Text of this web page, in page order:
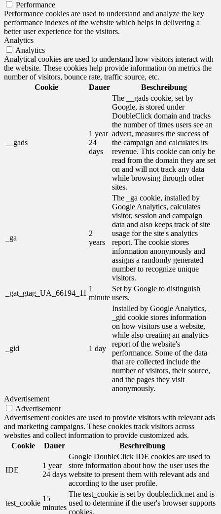
Performance
Performance cookies are used to understand and analyze the key
performance indexes of the website which helps in delivering a
better user experience for the visitors.
Analytics
Analytics
Analytical cookies are used to understand how visitors interact with
the website. These cookies help provide information on metrics the
number of visitors, bounce rate, traffic source, etc.
Cookie
Dauer Beschreibung
__gads
1 year
24
days
The __gads cookie, set by
Google, is stored under
DoubleClick domain and tracks
the number of times users see an
advert, measures the success of
the campaign and calculates its
revenue. This cookie can only be
read from the domain they are set
on and will not track any data
while browsing through other
sites.
_ga
2
years
The _ga cookie, installed by
Google Analytics, calculates
visitor, session and campaign
data and also keeps track of site
usage for the site's analytics
report. The cookie stores
information anonymously and
assigns a randomly generated
number to recognize unique
visitors.
_gat_gtag_UA_66194_11
1
minute
Set by Google to distinguish
users.
_gid 1 day
Installed by Google Analytics,
_gid cookie stores information
on how visitors use a website,
while also creating an analytics
report of the website's
performance. Some of the data
that are collected include the
number of visitors, their source,
and the pages they visit
anonymously.
Advertisement
Advertisement
Advertisement cookies are used to provide visitors with relevant ads
and marketing campaigns. These cookies track visitors across
websites and collect information to provide customized ads.
Cookie
Dauer Beschreibung
IDE
1 year
24 days
Google DoubleClick IDE cookies are used to
store information about how the user uses the
website to present them with relevant ads and
according to the user profile.
test_cookie
15
minutes
The test_cookie is set by doubleclick.net and is
used to determine if the user's browser supports
cookies.